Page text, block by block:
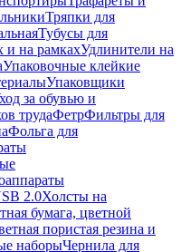
Тряпки для
Тубусы для
и на рамкахУдлинители на
Упаковочные клейкие
Упаковщики
за обувью и
трудаФетрФильтры для
Фольга для
2.0Холсты на
бумага, цветной
пористая резина и
наборыЧернила для